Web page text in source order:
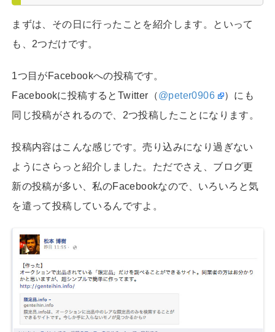
まずは、その日に行ったことを紹介します。といって
も、2つだけです。
1つ目がFacebookへの投稿です。
Facebookに投稿するとTwitter（@peter0906
）にも
同じ投稿がされるので、2つ投稿したことになります。
投稿内容はこんな感じです。売り込みになり過ぎない
ようにさらっと紹介しました。ただでさえ、ブログ更
新の投稿が多い、私のFacebookなので、いろいろと気
を遣って投稿しているんですよ。